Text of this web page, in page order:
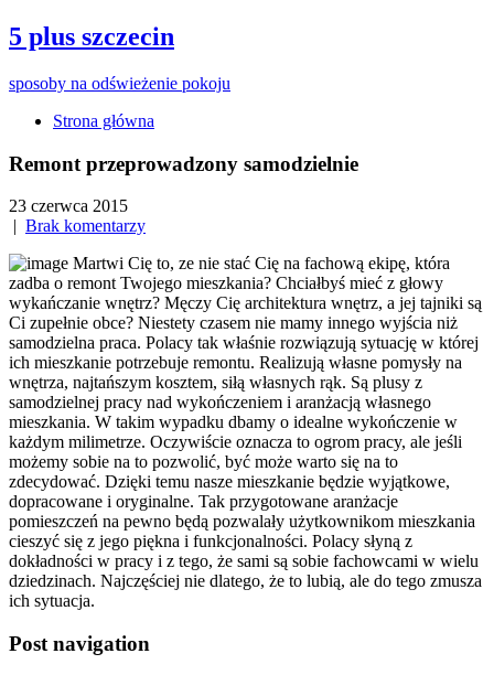
5 plus szczecin
sposoby na odświeżenie pokoju
Strona główna
Remont przeprowadzony samodzielnie
23 czerwca 2015
| Brak komentarzy
Martwi Cię to, ze nie stać Cię na fachową ekipę, która
zadba o remont Twojego mieszkania? Chciałbyś mieć z głowy
wykańczanie wnętrz? Męczy Cię architektura wnętrz, a jej tajniki są
Ci zupełnie obce? Niestety czasem nie mamy innego wyjścia niż
samodzielna praca. Polacy tak właśnie rozwiązują sytuację w której
ich mieszkanie potrzebuje remontu. Realizują własne pomysły na
wnętrza, najtańszym kosztem, siłą własnych rąk. Są plusy z
samodzielnej pracy nad wykończeniem i aranżacją własnego
mieszkania. W takim wypadku dbamy o idealne wykończenie w
każdym milimetrze. Oczywiście oznacza to ogrom pracy, ale jeśli
możemy sobie na to pozwolić, być może warto się na to
zdecydować. Dzięki temu nasze mieszkanie będzie wyjątkowe,
dopracowane i oryginalne. Tak przygotowane aranżacje
pomieszczeń na pewno będą pozwalały użytkownikom mieszkania
cieszyć się z jego piękna i funkcjonalności. Polacy słyną z
dokładności w pracy i z tego, że sami są sobie fachowcami w wielu
dziedzinach. Najczęściej nie dlatego, że to lubią, ale do tego zmusza
ich sytuacja.
Post navigation